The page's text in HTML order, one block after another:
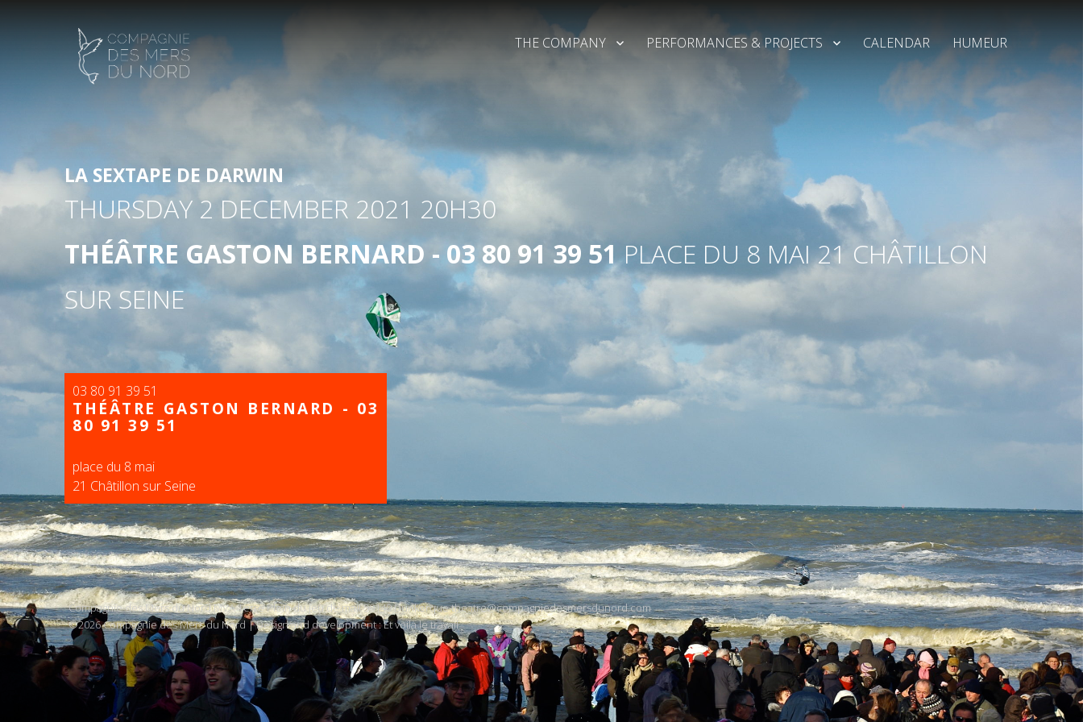
THE COMPANY PERFORMANCES & PROJECTS CALENDAR HUMEUR
LA SEXTAPE DE DARWIN
THURSDAY 2 DECEMBER 2021 20H30
THÉÂTRE GASTON BERNARD - 03 80 91 39 51PLACE DU 8 MAI 21 CHÂTILLON
SUR SEINE
03 80 91 39 51
THÉÂTRE GASTON BERNARD - 03
80 91 39 51
place du 8 mai
21 Châtillon sur Seine
Compagnie des Mers du Nord MVA Terre Plein du jeu de mail 59140 Dunkerquetheatre@compagniedesmersdunord.com
©2026 Compagnie des Mers du Nord | Design and development :Et voilà le travail